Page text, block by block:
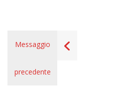
Messaggio
precedente